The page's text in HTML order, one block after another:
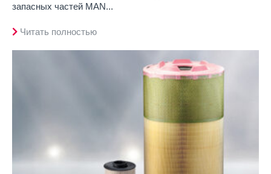
запасных частей MAN...
Читать полностью